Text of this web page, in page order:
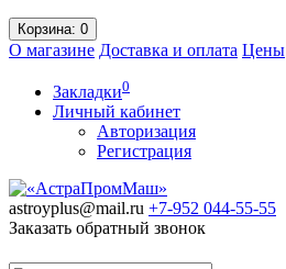
Корзина: 0
О магазине Доставка и оплата Цены
Закладки0
Личный кабинет
Авторизация
Регистрация
astroyplus@mail.ru +7-952 044-55-55
Заказать обратный звонок